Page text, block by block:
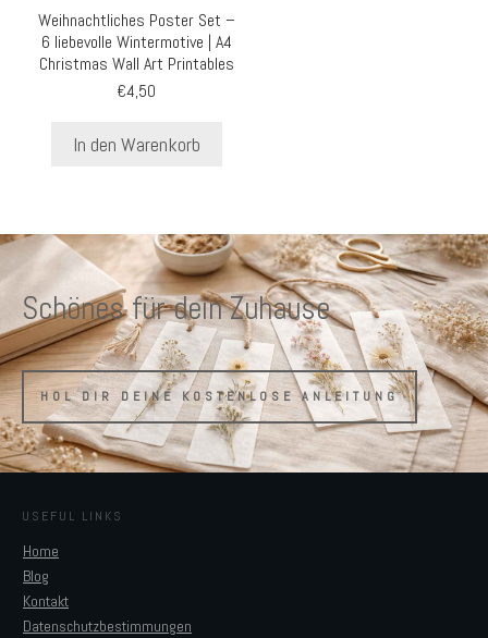
Weihnachtliches Poster Set –
6 liebevolle Wintermotive | A4
Christmas Wall Art Printables
€4,50
In den Warenkorb
Schönes für dein Zuhause
HOL DIR DEINE KOSTENLOSE ANLEITUNG
USEFUL LINKS
Home
Blog
Kontakt
Datenschutzbestimmungen